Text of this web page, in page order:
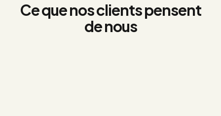
Ce que nos clients pensent
de nous